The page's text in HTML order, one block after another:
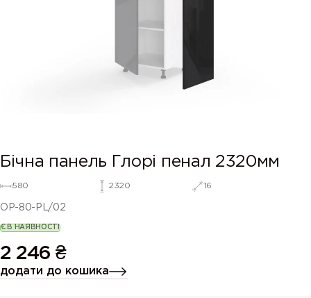
Бічна панель Глорі пенал 2320мм
580 2320 16
OP-80-PL/02
Є В НАЯВНОСТІ
2 246 ₴
додати до кошика